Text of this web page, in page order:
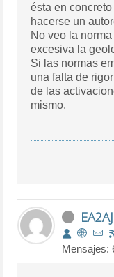
ésta en
hacerse un
No veo la
excesiva la
Si las normas
una falta de
de las
mismo.
Mensajes: